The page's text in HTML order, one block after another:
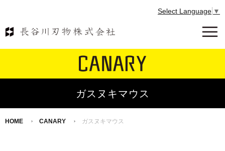
Select Language ▼
ガスヌキマウス
HOME CANARY ガスヌキマウス